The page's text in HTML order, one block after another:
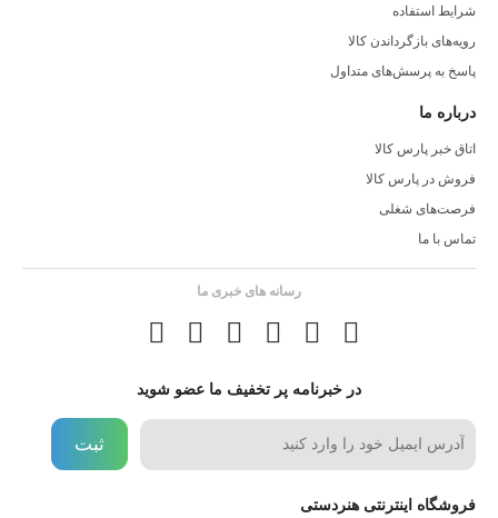
شرایط استفاده
رویه‌های بازگرداندن کالا
پاسخ به پرسش‌های متداول
درباره ما
اتاق خبر پارس کالا
فروش در پارس کالا
فرصت‌های شغلی
تماس با ما
رسانه های خبری ما
در خبرنامه پر تخفیف ما عضو شوید
ثبت
فروشگاه اینترنتی هنردستی